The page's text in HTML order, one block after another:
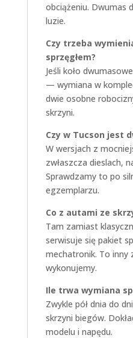
obciążeniu. Dwumas
luzie.
Czy trzeba
sprzęgłem?
Jeśli koło
— wymiana w
dwie osobne
skrzyni.
Czy w Tucson jest
W wersjach z
zwłaszcza dieslach,
Sprawdzamy to po
egzemplarzu.
Co z autami ze
Tam zamiast
serwisuje się pakiet
mechatronik. To inny
wykonujemy.
Ile trwa wymiana
Zwykle pół dnia do
skrzyni biegów.
modelu i napędu.